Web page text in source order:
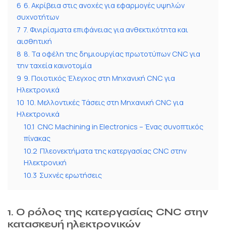
6 6. Ακρίβεια στις ανοχές για εφαρμογές υψηλών
συχνοτήτων
7 7. Φινιρίσματα επιφάνειας για ανθεκτικότητα και
αισθητική
8 8. Τα οφέλη της δημιουργίας πρωτοτύπων CNC για
την ταχεία καινοτομία
9 9. Ποιοτικός Έλεγχος στη Μηχανική CNC για
Ηλεκτρονικά
10 10. Μελλοντικές Τάσεις στη Μηχανική CNC για
Ηλεκτρονικά
10.1 CNC Machining in Electronics – Ένας συνοπτικός
πίνακας
10.2 Πλεονεκτήματα της κατεργασίας CNC στην
Ηλεκτρονική
10.3 Συχνές ερωτήσεις
1. Ο ρόλος της κατεργασίας CNC στην
κατασκευή ηλεκτρονικών